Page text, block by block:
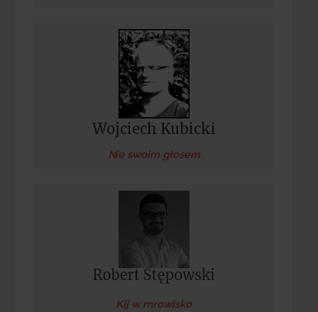
Wojciech Kubicki
Nie swoim głosem
Kij w mrowisko